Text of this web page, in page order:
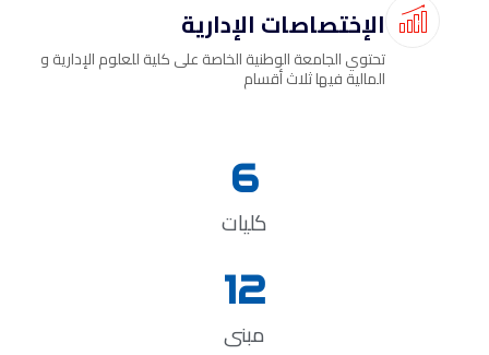
الإختصاصات الإدارية
تحتوي الجامعة الوطنية الخاصة على كلية للعلوم الإدارية و
المالية فيها ثلاث أقسام
كليات
6
مبنى
12